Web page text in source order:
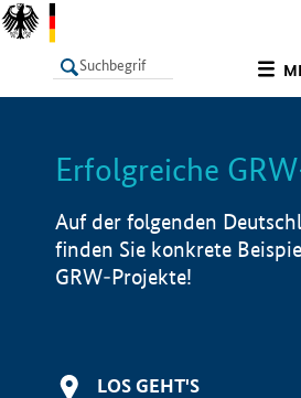
LISTE
Erfolgreiche
Auf der folgenden
finden Sie konkrete
GRW-Projekte!
LOS GEHT'S